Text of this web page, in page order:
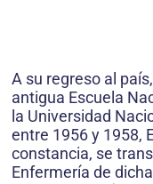
A su regreso al
antigua Escuela
la Universidad
entre 1956 y 1958,
constancia, se
Enfermería de